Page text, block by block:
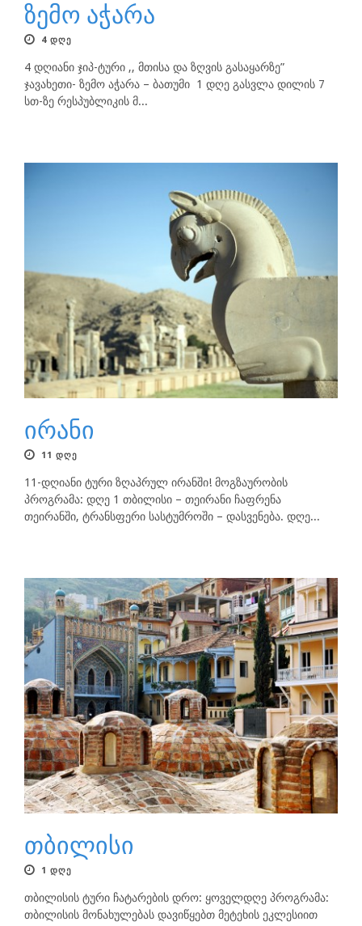
ზემო აჭარა
4 ᲓᲦᲔ
4 დღიანი ჯიპ-ტური ,, მთისა და ზღვის გასაყარზე”
ჯავახეთი- ზემო აჭარა – ბათუმი 1 დღე გასვლა დილის 7
სთ-ზე რესპუბლიკის მ...
ირანი
11 ᲓᲦᲔ
11-დღიანი ტური ზღაპრულ ირანში! მოგზაურობის
პროგრამა: დღე 1 თბილისი – თეირანი ჩაფრენა
თეირანში, ტრანსფერი სასტუმროში – დასვენება. დღე...
თბილისი
1 ᲓᲦᲔ
თბილისის ტური ჩატარების დრო: ყოველდღე პროგრამა:
თბილისის მონახულებას დავიწყებთ მეტეხის ეკლესიით